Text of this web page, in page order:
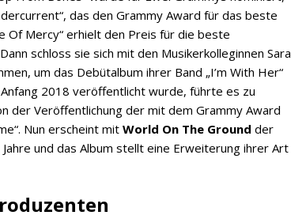
das den Grammy Award für das beste
Of Mercy“ erhielt den Preis für die beste
schloss sie sich mit den Musikerkolleginnen Sara
um das Debütalbum ihrer Band „I’m With Her“
Anfang 2018 veröffentlicht wurde, führte es zu
der Veröffentlichung der mit dem Grammy Award
Nun erscheint mit World On The Ground der
und das Album stellt eine Erweiterung ihrer Art